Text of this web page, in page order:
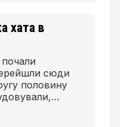
хата в
сюди
половину
як
І так ми